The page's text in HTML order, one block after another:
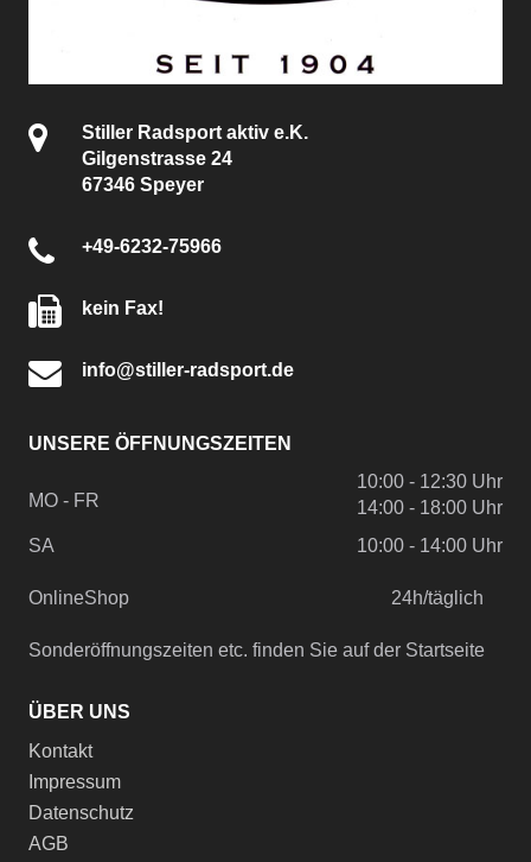
Stiller Radsport aktiv e.K.
Gilgenstrasse 24
67346 Speyer
+49-6232-75966
kein Fax!
info@stiller-radsport.de
UNSERE ÖFFNUNGSZEITEN
MO - FR
10:00 - 12:30 Uhr
14:00 - 18:00 Uhr
SA
10:00 - 14:00 Uhr
OnlineShop 24h/täglich
Sonderöffnungszeiten etc. finden Sie auf der Startseite
ÜBER UNS
Kontakt
Impressum
Datenschutz
AGB